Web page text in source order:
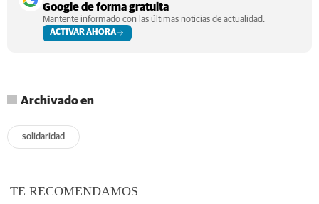
Google de forma gratuita
Mantente informado con las últimas noticias de actualidad.
ACTIVAR AHORA
Archivado en
solidaridad
TE RECOMENDAMOS